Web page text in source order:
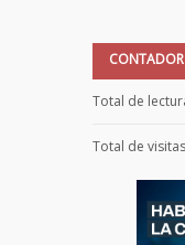
CONTADOR
Total de
Total de